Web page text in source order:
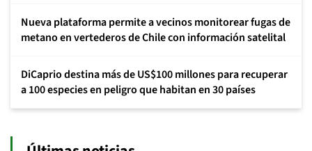
Nueva plataforma permite a vecinos monitorear fugas de
metano en vertederos de Chile con información satelital
DiCaprio destina más de US$100 millones para recuperar
a 100 especies en peligro que habitan en 30 países